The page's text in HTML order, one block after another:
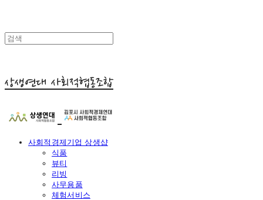
상생연대 사회적협동조합
사회적경제기업 상생샵
식품
뷰티
리빙
사무용품
체험서비스